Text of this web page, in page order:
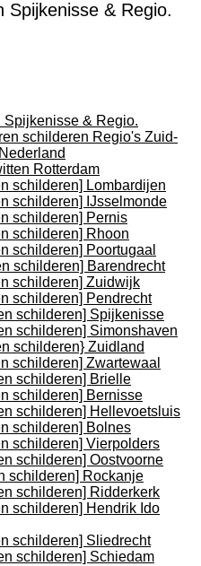
Spijkenisse & Regio.
Spijkenisse & Regio.
schilderen Regio's Zuid-
Rotterdam
schilderen] Lombardijen
schilderen] IJsselmonde
schilderen] Pernis
schilderen] Rhoon
schilderen] Poortugaal
schilderen] Barendrecht
schilderen] Zuidwijk
schilderen] Pendrecht
schilderen] Spijkenisse
schilderen] Simonshaven
schilderen} Zuidland
schilderen] Zwartewaal
schilderen] Brielle
schilderen] Bernisse
schilderen] Hellevoetsluis
schilderen] Bolnes
schilderen] Vierpolders
schilderen] Oostvoorne
schilderen] Rockanje
schilderen] Ridderkerk
schilderen] Hendrik Ido
schilderen] Sliedrecht
schilderen] Schiedam